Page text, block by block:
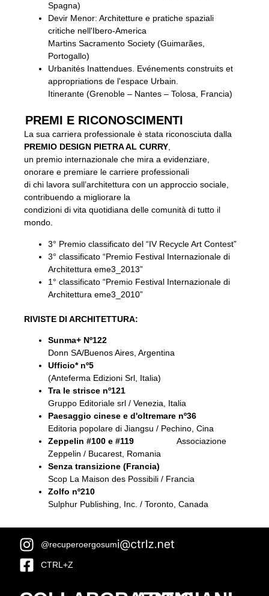
Spagna)
Devir Menor: Architetture e pratiche spaziali
critiche nell'Ibero-America
Martins Sacramento Society (Guimarães,
Portogallo)
Urbanités Inattendues. Evénements construits et
appropriations de l'espace Urbain.
Itinerante (Grenoble – Nantes – Tolosa, Francia)
PREMI E RICONOSCIMENTI
La sua carriera professionale è stata riconosciuta dalla
PREMIO DESIGN PIETRA AL CURRY,
un premio internazionale che mira a evidenziare,
onorare e premiare le carriere professionali
di chi lavora sull’architettura con un approccio sociale,
contribuendo a migliorare la
condizioni di vita quotidiana delle comunità di tutto il
mondo.
3° Premio classificato del “IV Recycle Art Contest”
3° classificato “Premio Festival Internazionale di
Architettura eme3_2013”
1° classificato “Premio Festival Internazionale di
Architettura eme3_2010”
RIVISTE DI ARCHITETTURA:
Sunma+ Nº122
Donn SA/Buenos Aires, Argentina
Ufficio* nº5
(Anteferma Edizioni Srl, Italia)
Tra le strisce nº121
Gruppo Editoriale srl / Venezia, Italia
Paesaggio cinese e d'oltremare nº36
Editoria popolare di Jiangsu / Pechino, Cina
Zeppelin #100 e #119 Associazione
Zeppelin / Bucarest, Romania
Senza transizione (Francia)
Scop La Maison des Possibili / Francia
Zolfo nº210
Sulphur Publishing, Inc. / Toronto, Canada
@recuperoergosum
CTRL+Z